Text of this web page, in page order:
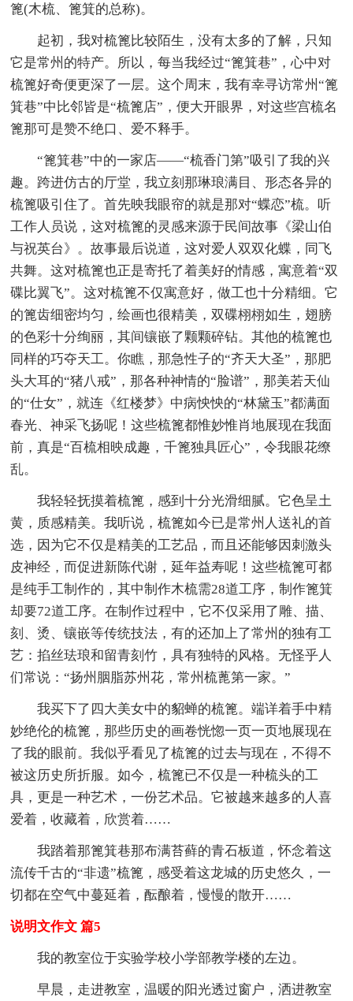
篦(木梳、篦箕的总称)。
起初，我对梳篦比较陌生，没有太多的了解，只知
它是常州的特产。所以，每当我经过“篦箕巷”，心中对
梳篦好奇便更深了一层。这个周末，我有幸寻访常州“篦
箕巷”中比邻皆是“梳篦店”，便大开眼界，对这些宫梳名
篦那可是赞不绝口、爱不释手。
“篦箕巷”中的一家店——“梳香门第”吸引了我的兴
趣。跨进仿古的厅堂，我立刻那琳琅满目、形态各异的
梳篦吸引住了。首先映我眼帘的就是那对“蝶恋”梳。听
工作人员说，这对梳篦的灵感来源于民间故事《梁山伯
与祝英台》。故事最后说道，这对爱人双双化蝶，同飞
共舞。这对梳篦也正是寄托了着美好的情感，寓意着“双
碟比翼飞”。这对梳篦不仅寓意好，做工也十分精细。它
的篦齿细密均匀，绘画也很精美，双碟栩栩如生，翅膀
的色彩十分绚丽，其间镶嵌了颗颗碎钻。其他的梳篦也
同样的巧夺天工。你瞧，那急性子的“齐天大圣”，那肥
头大耳的“猪八戒”，那各种神情的“脸谱”，那美若天仙
的“仕女”，就连《红楼梦》中病怏怏的“林黛玉”都满面
春光、神采飞扬呢！这些梳篦都惟妙惟肖地展现在我面
前，真是“百梳相映成趣，千篦独具匠心”，令我眼花缭
乱。
我轻轻抚摸着梳篦，感到十分光滑细腻。它色呈土
黄，质感精美。我听说，梳篦如今已是常州人送礼的首
选，因为它不仅是精美的工艺品，而且还能够因刺激头
皮神经，而促进新陈代谢，延年益寿呢！这些梳篦可都
是纯手工制作的，其中制作木梳需28道工序，制作篦箕
却要72道工序。在制作过程中，它不仅采用了雕、描、
刻、烫、镶嵌等传统技法，有的还加上了常州的独有工
艺：掐丝珐琅和留青刻竹，具有独特的风格。无怪乎人
们常说：“扬州胭脂苏州花，常州梳蓖第一家。”
我买下了四大美女中的貂蝉的梳篦。端详着手中精
妙绝伦的梳篦，那些历史的画卷恍惚一页一页地展现在
了我的眼前。我似乎看见了梳篦的过去与现在，不得不
被这历史所折服。如今，梳篦已不仅是一种梳头的工
具，更是一种艺术，一份艺术品。它被越来越多的人喜
爱着，收藏着，欣赏着……
我踏着那篦箕巷那布满苔藓的青石板道，怀念着这
流传千古的“非遗”梳篦，感受着这龙城的历史悠久，一
切都在空气中蔓延着，酝酿着，慢慢的散开……
说明文作文 篇5
我的教室位于实验学校小学部教学楼的左边。
早晨，走进教室，温暖的阳光透过窗户，洒进教室